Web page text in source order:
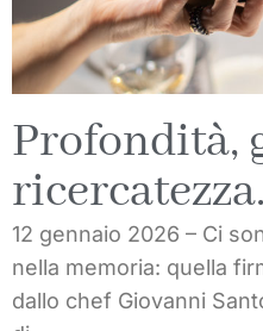
Profondità,
12 gennaio 2026 – Ci
nella memoria: quella
dallo chef Giovanni